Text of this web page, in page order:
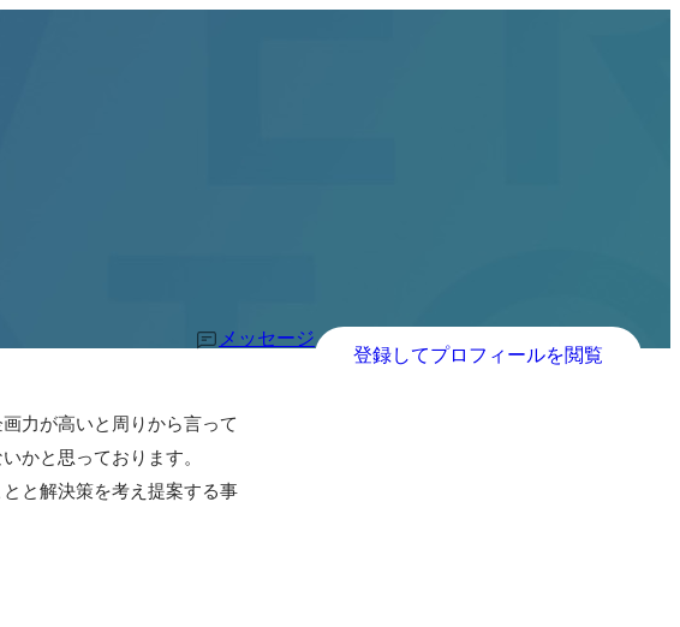
メッセージ
登録してプロフィールを閲覧
力が高いと周りから言って
かと思っております。
と解決策を考え提案する事